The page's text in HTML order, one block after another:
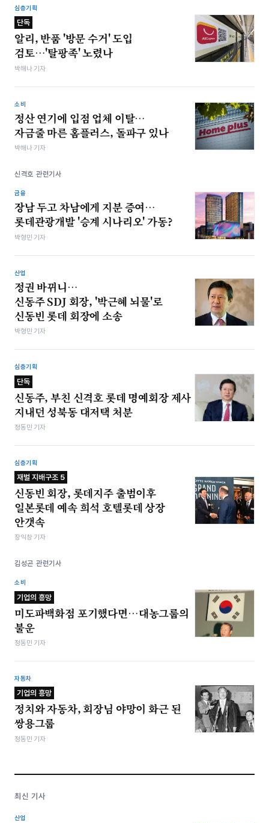
심층기획
단독
알리, 반품 '방문 수거' 도입
검토…'탈팡족' 노렸나
박해나 기자
소비
정산 연기에 입점 업체 이탈…
자금줄 마른 홈플러스, 돌파구 있나
박해나 기자
신격호 관련기사
금융
장남 두고 차남에게 지분 증여…
롯데관광개발 '승계 시나리오' 가동?
박형민 기자
산업
정권 바뀌니…
신동주 SDJ 회장, '박근혜 뇌물'로
신동빈 롯데 회장에 소송
박형민 기자
심층기획
단독
신동주, 부친 신격호 롯데 명예회장 제사
지내던 성북동 대저택 처분
정동민 기자
심층기획
재벌 지배구조 5
신동빈 회장, 롯데지주 출범이후
일본롯데 예속 희석 호텔롯데 상장
안갯속
장익창 기자
김성곤 관련기사
소비
기업의 흥망
미도파백화점 포기했다면…대농그룹의
불운
정동민 기자
자동차
기업의 흥망
정치와 자동차, 회장님 야망이 화근 된
쌍용그룹
정동민 기자
최신 기사
산업